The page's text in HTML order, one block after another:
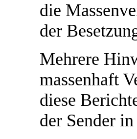
die
der
Mehrere
massenhaft
diese
der Sender